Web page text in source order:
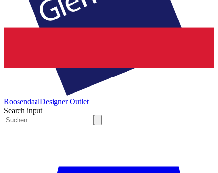
RoosendaalDesigner Outlet
Search input